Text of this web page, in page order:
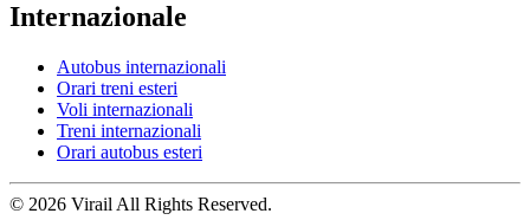
Internazionale
Autobus internazionali
Orari treni esteri
Voli internazionali
Treni internazionali
Orari autobus esteri
© 2026 Virail All Rights Reserved.